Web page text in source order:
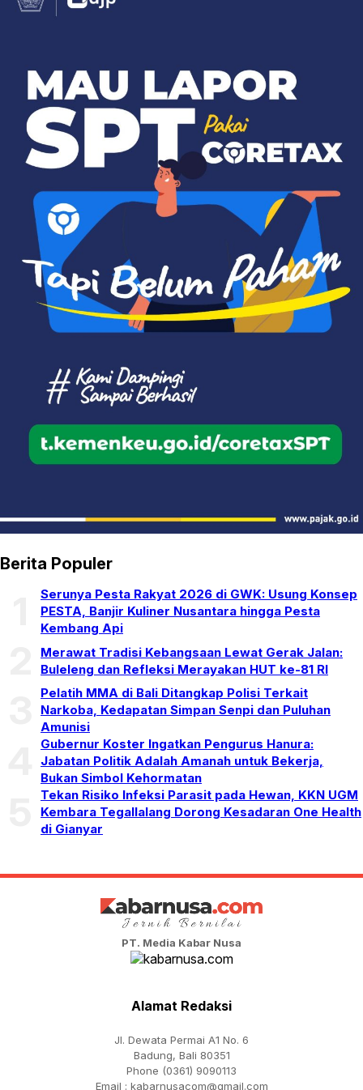
Berita Populer
Serunya Pesta Rakyat 2026 di GWK: Usung Konsep
PESTA, Banjir Kuliner Nusantara hingga Pesta
Kembang Api
Merawat Tradisi Kebangsaan Lewat Gerak Jalan:
Buleleng dan Refleksi Merayakan HUT ke-81 RI
Pelatih MMA di Bali Ditangkap Polisi Terkait
Narkoba, Kedapatan Simpan Senpi dan Puluhan
Amunisi
Gubernur Koster Ingatkan Pengurus Hanura:
Jabatan Politik Adalah Amanah untuk Bekerja,
Bukan Simbol Kehormatan
Tekan Risiko Infeksi Parasit pada Hewan, KKN UGM
Kembara Tegallalang Dorong Kesadaran One Health
di Gianyar
PT. Media Kabar Nusa
Alamat Redaksi
Jl. Dewata Permai A1 No. 6
Badung, Bali 80351
Phone (0361) 9090113
Email : kabarnusacom@gmail.com